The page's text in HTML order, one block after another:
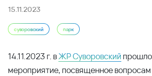
15.11.2023
суворовский парк
14.11.2023 г. вЖР Суворовский
мероприятие, посвященное